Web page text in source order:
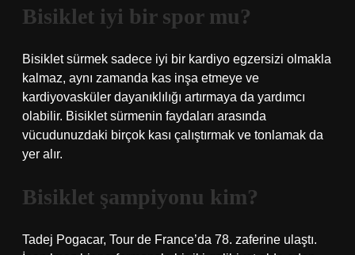
Bisiklet iyi bir spor mu?
Bisiklet sürmek sadece iyi bir kardiyo egzersizi olmakla
kalmaz, aynı zamanda kas inşa etmeye ve
kardiyovasküler dayanıklılığı artırmaya da yardımcı
olabilir. Bisiklet sürmenin faydaları arasında
vücudunuzdaki birçok kası çalıştırmak ve tonlamak da
yer alır.
Bisiklet şampiyonu kim?
Tadej Pogacar, Tour de France’da 78. zaferine ulaştı.